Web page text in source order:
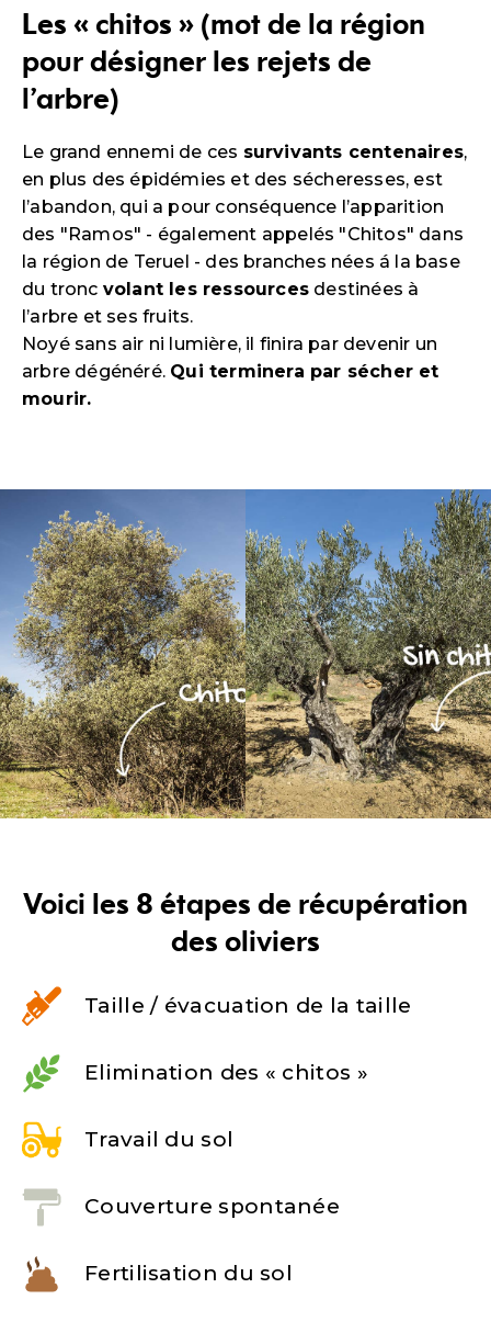
Les « chitos » (mot de la région
pour désigner les rejets de
l’arbre)
Le grand ennemi de ces survivants centenaires,
en plus des épidémies et des sécheresses, est
l’abandon, qui a pour conséquence l’apparition
des "Ramos" - également appelés "Chitos" dans
la région de Teruel - des branches nées á la base
du tronc volant les ressources destinées à
l’arbre et ses fruits.
Noyé sans air ni lumière, il finira par devenir un
arbre dégénéré. Qui terminera par sécher et
mourir.
Voici les 8 étapes de récupération
des oliviers
Taille / évacuation de la taille
Elimination des « chitos »
Travail du sol
Couverture spontanée
Fertilisation du sol